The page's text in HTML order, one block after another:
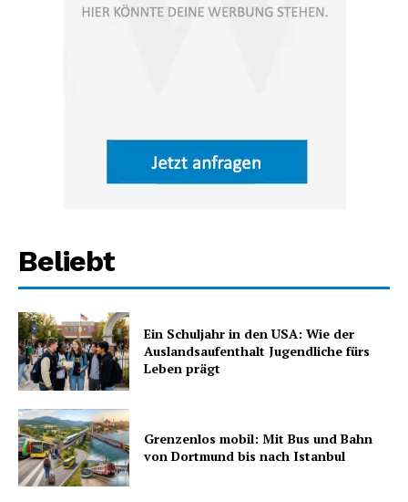
Beliebt
Ein Schuljahr in den USA: Wie der
Auslandsaufenthalt Jugendliche fürs
Leben prägt
Grenzenlos mobil: Mit Bus und Bahn
von Dortmund bis nach Istanbul